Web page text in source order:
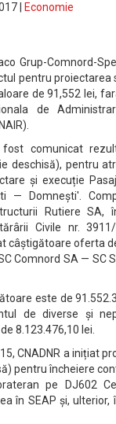
|
Economie
Grup-Comnord-
pentru proiectarea
de 91,552 lei,
de
comunicat
deschisă), pentru
și execuție
— Domnești'.
Rutiere SA,
Civile nr.
câștigătoare oferta
Comnord SA — SC
este de
de diverse și
8.123.476,10 lei.
CNADNR a inițiat
pentru încheiere
pe DJ602
în SEAP și, ulterior,